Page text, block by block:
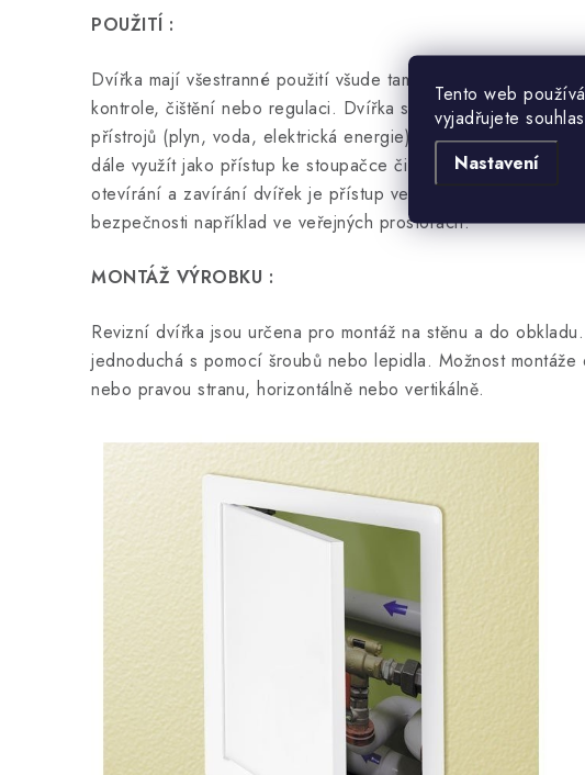
Tento web
vyjadřujete
Nastavení
POUŽITÍ :
Dvířka mají všestranné použití všude tam, kde musí docházet
kontrole, čištění nebo regulaci. Dvířka slouží zároveň i jako
přístrojů (plyn, voda, elektrická energie) v bytě, domě či
dále využít jako přístup ke stoupačce či bytovému jádru. Díky
otevírání a zavírání dvířek je přístup velice snadný. Zámek s
bezpečnosti například ve veřejných prostorách.
MONTÁŽ VÝROBKU :
Revizní dvířka jsou určena pro montáž na stěnu a do
jednoduchá s pomocí šroubů nebo lepidla. Možnost montáže
nebo pravou stranu, horizontálně nebo vertikálně.